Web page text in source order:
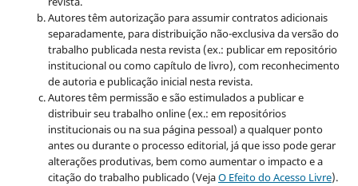
Autores têm autorização para assumir contratos adicionais
separadamente, para distribuição não-exclusiva da versão do
trabalho publicada nesta revista (ex.: publicar em repositório
institucional ou como capítulo de livro), com reconhecimento
de autoria e publicação inicial nesta revista.
Autores têm permissão e são estimulados a publicar e
distribuir seu trabalho online (ex.: em repositórios
institucionais ou na sua página pessoal) a qualquer ponto
antes ou durante o processo editorial, já que isso pode gerar
alterações produtivas, bem como aumentar o impacto e a
citação do trabalho publicado (VejaO Efeito do Acesso Livre).